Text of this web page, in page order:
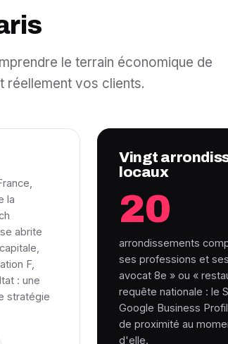
le terrain économique de
réellement vos clients.
la
abrite
F,
: une
stratégie
Vingt
locaux
20
arrondissements
ses professions et
avocat 8e » ou «
requête nationale : le
Google Business
de proximité au
d'elle.